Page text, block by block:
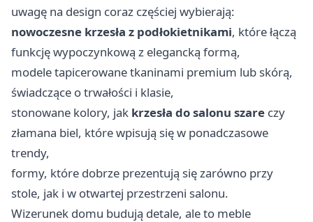
uwagę na design coraz częściej wybierają:
nowoczesne krzesła z podłokietnikami, które łączą
funkcję wypoczynkową z elegancką formą,
modele tapicerowane tkaninami premium lub skórą,
świadczące o trwałości i klasie,
stonowane kolory, jak krzesła do salonu szare czy
złamana biel, które wpisują się w ponadczasowe
trendy,
formy, które dobrze prezentują się zarówno przy
stole, jak i w otwartej przestrzeni salonu.
Wizerunek domu budują detale, ale to meble